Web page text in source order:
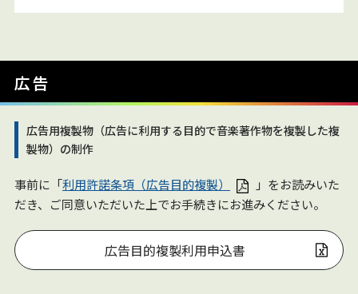
広告
広告用複製物（広告に利用する目的で音楽著作物を複製した複
製物）の制作
事前に「利用許諾条項（広告目的複製）
」をお読みいた
だき、ご同意いただいた上でお手続きにお進みください。
広告目的複製利用申込書